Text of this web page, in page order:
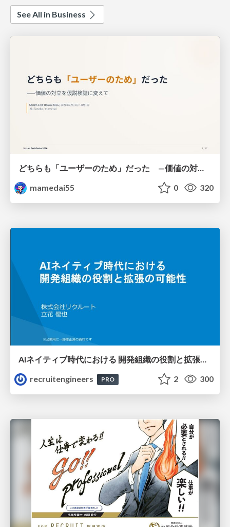
See All in Business
mamedai55
0 320
AIネイティブ時代における 開発組織の役割と拡張の可能性
recruitengineers
PRO 2 300